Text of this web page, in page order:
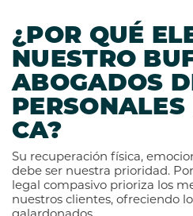
¿POR QUÉ
NUESTRO
ABOGADOS
CA?
Su recuperación física,
debe ser nuestra prioridad.
legal compasivo prioriza los
nuestros clientes, ofreciendo